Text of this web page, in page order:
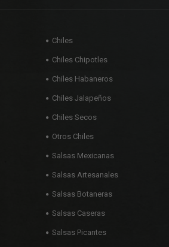
Chiles
Chiles Chipotles
Chiles Habaneros
Chiles Jalapeños
Chiles Secos
Otros Chiles
Salsas Mexicanas
Salsas Artesanales
Salsas Botaneras
Salsas Caseras
Salsas Picantes